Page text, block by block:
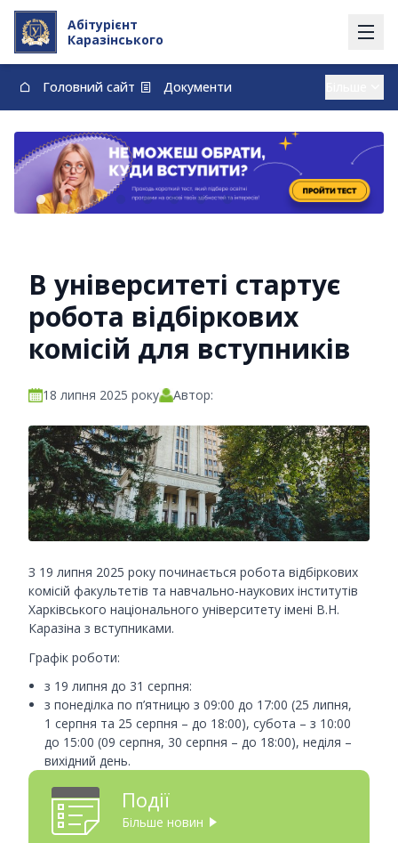
Абітурієнт
Каразінського
Головний сайт
Документи
Вступ із тимчасово окупованих території
Контакти
Карта
Договори про навчання та оплату навчання
vstup@karazin.ua
0-800-33-48-73
В університеті стартує
робота відбіркових
комісій для вступників
18 липня 2025 року Автор:
З 19 липня 2025 року починається робота відбіркових
комісій факультетів та навчально-наукових інститутів
Харківського національного університету імені В.Н.
Каразіна з вступниками.
Графік роботи:
з 19 липня до 31 серпня:
з понеділка по п’ятницю з 09:00 до 17:00 (25 липня,
1 серпня та 25 серпня – до 18:00), субота – з 10:00
до 15:00 (09 серпня, 30 серпня – до 18:00), неділя –
вихідний день.
Події
Більше новин